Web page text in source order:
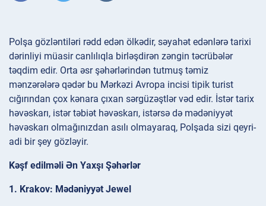
Polşa gözləntiləri rədd edən ölkədir, səyahət edənlərə tarixi
dərinliyi müasir canlılıqla birləşdirən zəngin təcrübələr
təqdim edir. Orta əsr şəhərlərindən tutmuş təmiz
mənzərələrə qədər bu Mərkəzi Avropa incisi tipik turist
cığırından çox kənara çıxan sərgüzəştlər vəd edir. İstər tarix
həvəskarı, istər təbiət həvəskarı, istərsə də mədəniyyət
həvəskarı olmağınızdan asılı olmayaraq, Polşada sizi qeyri-
adi bir şey gözləyir.
Kəşf edilməli Ən Yaxşı Şəhərlər
1. Krakov: Mədəniyyət Jewel